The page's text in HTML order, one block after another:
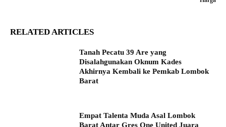
RELATED ARTICLES
Tanah Pecatu 39 Are yang
Disalahgunakan Oknum Kades
Akhirnya Kembali ke Pemkab Lombok
Barat
Empat Talenta Muda Asal Lombok
Barat Antar Gres One United Juara